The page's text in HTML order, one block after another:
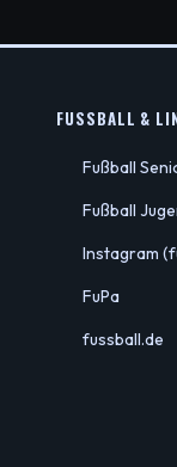
FUSSBALL &
Fußball
Fußball
Instagram
FuPa
fussball.de